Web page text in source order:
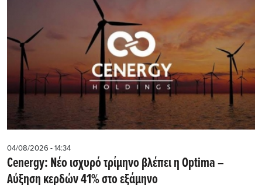
04/08/2026 - 14:34
Cenergy: Νέο ισχυρό τρίμηνο βλέπει η Optima –
Αύξηση κερδών 41% στο εξάμηνο